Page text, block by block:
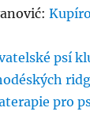
:
psí
pro